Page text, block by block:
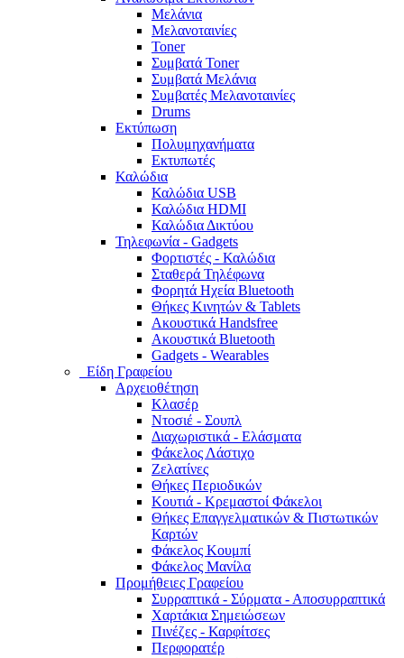
Μελάνια
Μελανοταινίες
Toner
Συμβατά Toner
Συμβατά Μελάνια
Συμβατές Μελανοταινίες
Drums
Εκτύπωση
Πολυμηχανήματα
Εκτυπωτές
Καλώδια
Καλώδια USB
Καλώδια HDMI
Καλώδια Δικτύου
Τηλεφωνία - Gadgets
Φορτιστές - Καλώδια
Σταθερά Τηλέφωνα
Φορητά Ηχεία Bluetooth
Θήκες Κινητών & Tablets
Ακουστικά Handsfree
Ακουστικά Bluetooth
Gadgets - Wearables
Είδη Γραφείου
Αρχειοθέτηση
Κλασέρ
Ντοσιέ - Σουπλ
Διαχωριστικά - Ελάσματα
Φάκελος Λάστιχο
Ζελατίνες
Θήκες Περιοδικών
Κουτιά - Κρεμαστοί Φάκελοι
Θήκες Επαγγελματικών & Πιστωτικών
Καρτών
Φάκελος Κουμπί
Φάκελος Μανίλα
Προμήθειες Γραφείου
Συρραπτικά - Σύρματα - Αποσυρραπτικά
Χαρτάκια Σημειώσεων
Πινέζες - Καρφίτσες
Περφορατέρ